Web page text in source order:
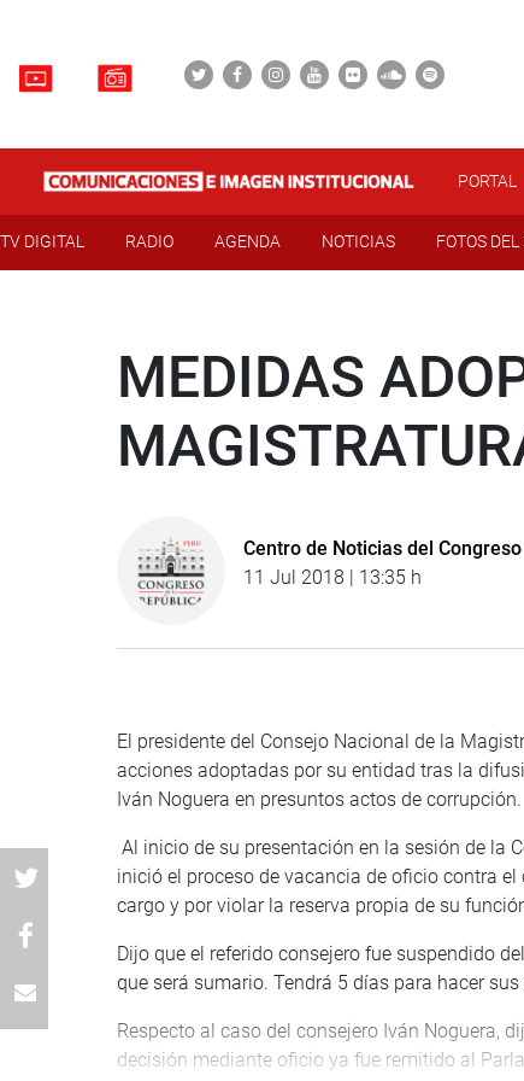
PORTAL
TV DIGITAL RADIO AGENDA NOTICIAS FOTOS DEL
MEDIDAS
Centro de Noticias del Congreso
11 Jul 2018 | 13:35 h
El presidente del Consejo Nacional de la
acciones adoptadas por su entidad tras la
Iván Noguera en presuntos actos de corrupción.
Al inicio de su presentación en la sesión de la
inició el proceso de vacancia de oficio contra
cargo y por violar la reserva propia de su
Dijo que el referido consejero fue suspendido
que será sumario. Tendrá 5 días para hacer sus
Respecto al caso del consejero Iván Noguera,
decisión mediante oficio ya fue remitido al